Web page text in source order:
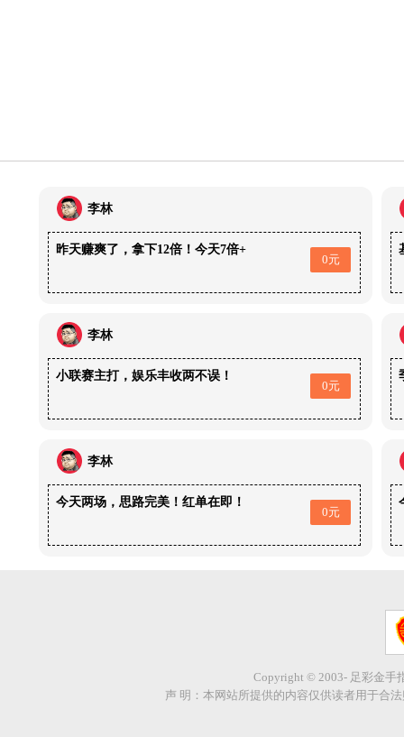
李林
昨天赚爽了，拿下12倍！今天7倍+
0元
李林
小联赛主打，娱乐丰收两不误！
0元
李林
今天两场，思路完美！红单在即！
0元
Copyright © 2003- 足彩金手
声 明：本网站所提供的内容仅供读者用于合